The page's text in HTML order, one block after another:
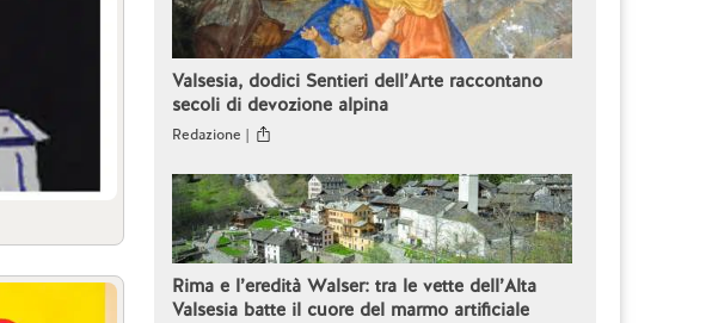
Valsesia, dodici Sentieri dell’Arte raccontano
secoli di devozione alpina
Redazione |
Rima e l’eredità Walser: tra le vette dell’Alta
Valsesia batte il cuore del marmo artificiale